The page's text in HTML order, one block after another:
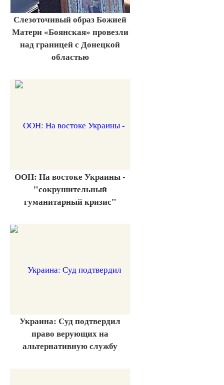
Слезоточивый образ Божией
Матери «Боянская» провезли
над границей с Донецкой
областью
ООН: На востоке Украины -
"сокрушительный
гуманитарный кризис"
Украина: Суд подтвердил
право верующих на
альтернативную службу